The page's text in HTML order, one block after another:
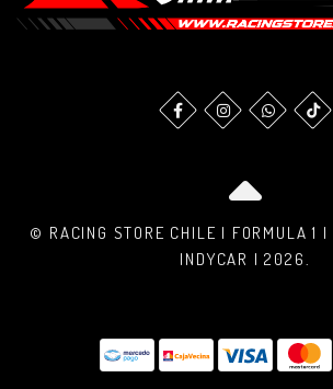
© RACING STORE CHILE | FORMULA 1 |
INDYCAR | 2026.